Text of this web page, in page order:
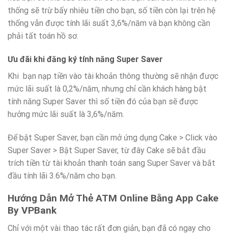
thống sẽ trừ bấy nhiêu tiền cho bạn, số tiền còn lại trên hệ
thống vẫn được tính lãi suất 3,6%/năm và bạn không cần
phải tất toán hồ sơ.
Ưu đãi khi đăng ký tính năng Super Saver
Khi bạn nạp tiền vào tài khoản thông thường sẽ nhận được
mức lãi suất là 0,2%/năm, nhưng chỉ cần khách hàng bật
tính năng Super Saver thì số tiền đó của bạn sẽ được
hưởng mức lãi suất là 3,6%/năm.
Để bật Super Saver, bạn cần mở ứng dụng Cake > Click vào
Super Saver > Bật Super Saver, từ đây Cake sẽ bắt đầu
trích tiền từ tài khoản thanh toán sang Super Saver và bắt
đầu tính lãi 3.6%/năm cho bạn.
Hướng Dẫn Mở Thẻ ATM Online Bằng App Cake
By VPBank
Chỉ với một vài thao tác rất đơn giản, bạn đã có ngay cho